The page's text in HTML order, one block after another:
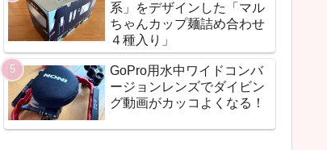
系」をデザインした「マル
ちゃんカップ麺詰め合わせ
４種入り」
GoPro用水中ワイドコンバ
ージョンレンズでダイビン
グ動画がカッコよくなる！